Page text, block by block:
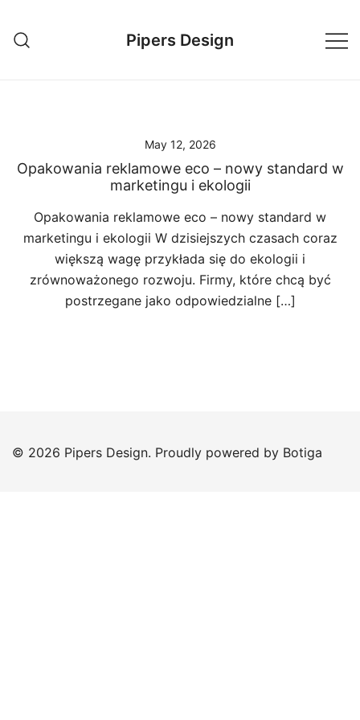
content
Pipers Design
May 12, 2026
Opakowania reklamowe eco – nowy standard w
marketingu i ekologii
Opakowania reklamowe eco – nowy standard w
marketingu i ekologii W dzisiejszych czasach coraz
większą wagę przykłada się do ekologii i
zrównoważonego rozwoju. Firmy, które chcą być
postrzegane jako odpowiedzialne […]
© 2026 Pipers Design. Proudly powered by Botiga